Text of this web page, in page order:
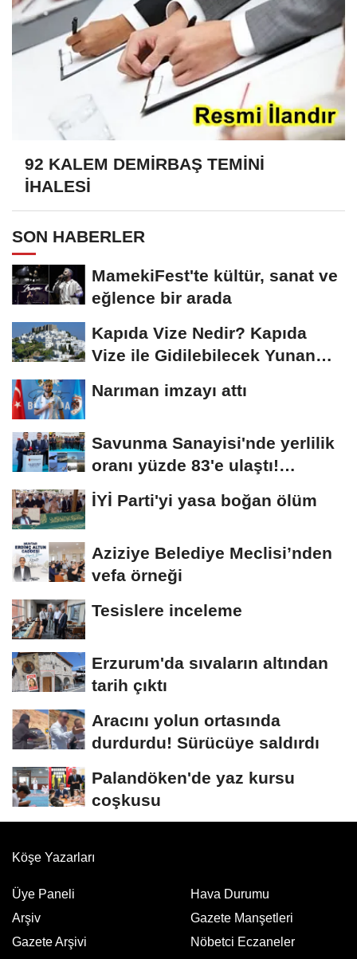
92 KALEM DEMİRBAŞ TEMİNİ
İHALESİ
SON HABERLER
MamekiFest'te kültür, sanat ve
eğlence bir arada
Kapıda Vize Nedir? Kapıda
Vize ile Gidilebilecek Yunan
Narıman imzayı attı
Savunma Sanayisi'nde yerlilik
oranı yüzde 83'e ulaştı!
Erzurum da...
İYİ Parti'yi yasa boğan ölüm
Aziziye Belediye Meclisi’nden
vefa örneği
Tesislere inceleme
Erzurum'da sıvaların altından
tarih çıktı
Aracını yolun ortasında
durdurdu! Sürücüye saldırdı
Palandöken'de yaz kursu
coşkusu
Köşe Yazarları
Üye Paneli
Arşiv
Gazete Arşivi
Hava Durumu
Gazete Manşetleri
Nöbetci Eczaneler